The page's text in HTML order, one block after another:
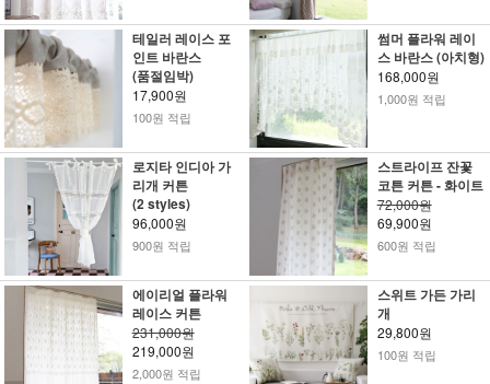
테일러 레이스 포
인트 바란스
(품절임박)
17,900원
100원 적립
썸머 플라워 레이
스 바란스 (아치형)
168,000원
1,000원 적립
로지타 인디아 가
리개 커튼
(2 styles)
96,000원
900원 적립
스트라이프 잔꽃
코튼 커튼 - 화이트
72,000원
69,900원
600원 적립
에이리얼 플라워
레이스 커튼
231,000원
219,000원
2,000원 적립
스위트 가든 가리
개
29,800원
100원 적립